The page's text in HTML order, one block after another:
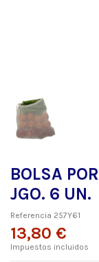
BOLSA
JGO. 6 UN.
Referencia 257Y61
13,80 €
Impuestos incluidos